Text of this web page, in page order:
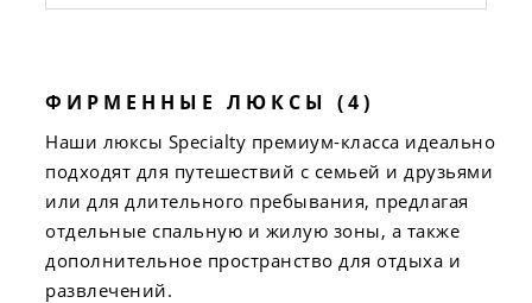
ФИРМЕННЫЕ ЛЮКСЫ (4)
Наши люксы Specialty премиум-класса идеально
подходят для путешествий с семьей и друзьями
или для длительного пребывания, предлагая
отдельные спальную и жилую зоны, а также
дополнительное пространство для отдыха и
развлечений.